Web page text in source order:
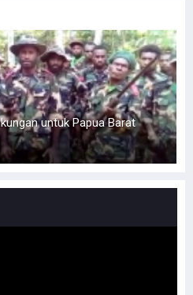
Cita-Cita Kedamaian di